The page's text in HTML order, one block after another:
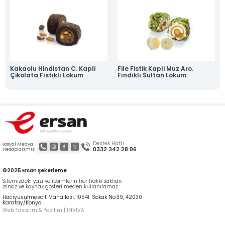
» İleitşim Bilgilerimiz
» Konum Bilgilerimiz
Kakaolu Hindistan C. Kapli
Çikolata Fıstıklı Lokum
File Fistik Kapli Muz Aro.
Fındıklı Sultan Lokum
Sosyal Medya
Hesaplarımız
Destek Hattı
0332 342 28 06
©2025 Ersan Şekerleme
Sitemizdeki yazı ve resimlerin her hakkı saklıdır.
İzinsiz ve kaynak gösterilmeden kullanılamaz
Hacıyusufmescit Mahallesi, 10541. Sokak No:39, 42030
Karatay/Konya
Web Tasarım & Yazılım | INVIVA